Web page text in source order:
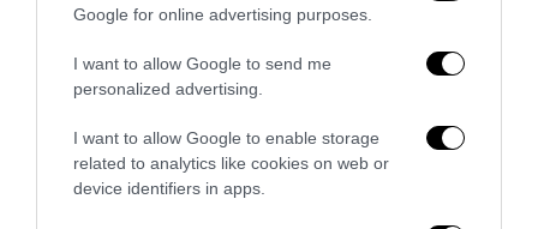
Google for online advertising purposes.
I want to allow Google to send me
personalized advertising.
I want to allow Google to enable storage
related to analytics like cookies on web or
device identifiers in apps.
niente
30 Luglio 2026